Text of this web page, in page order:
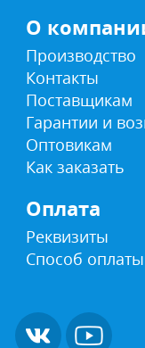
О
Производство
Контакты
Поставщикам
Гарантии и
Оптовикам
Как заказать
Оплата
Реквизиты
Способ оплаты